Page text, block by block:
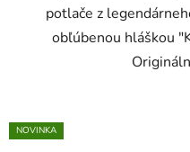
potlače z
obľúbenou hláškou
NOVINKA